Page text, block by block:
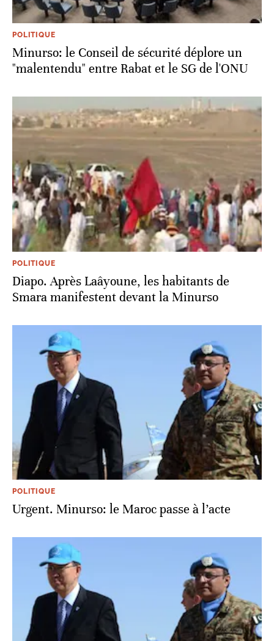
POLITIQUE
Minurso: le Conseil de sécurité déplore un
"malentendu" entre Rabat et le SG de l'ONU
POLITIQUE
Diapo. Après Laâyoune, les habitants de
Smara manifestent devant la Minurso
POLITIQUE
Urgent. Minurso: le Maroc passe à l’acte